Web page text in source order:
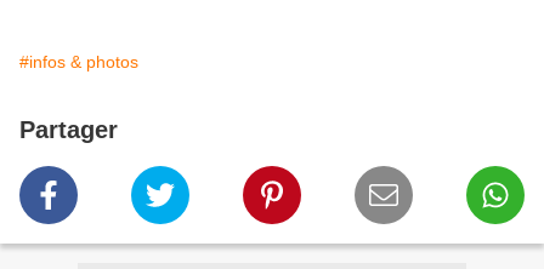
#infos & photos
Partager